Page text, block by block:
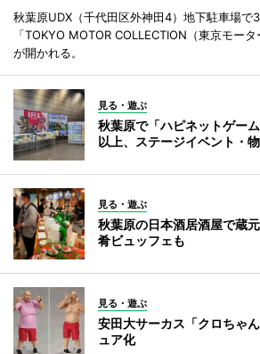
秋葉原UDX（千代田区外神田4）地下駐車場で
「TOKYO MOTOR COLLECTION（東京モー
が開かれる。
見る・遊ぶ
秋葉原で「ハピネットゲー
以上、ステージイベント・
見る・遊ぶ
秋葉原の日本酒居酒屋で蔵
肴ビュッフェも
見る・遊ぶ
安田大サーカス「クロちゃ
ュア化